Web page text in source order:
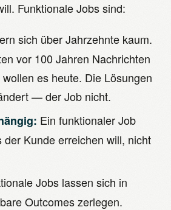
Funktionale Jobs sind:
sich über Jahrzehnte kaum.
vor 100 Jahren Nachrichten
es heute. Die Lösungen
— der Job nicht.
Ein funktionaler Job
der Kunde erreichen will, nicht
Jobs lassen sich in
Outcomes zerlegen.